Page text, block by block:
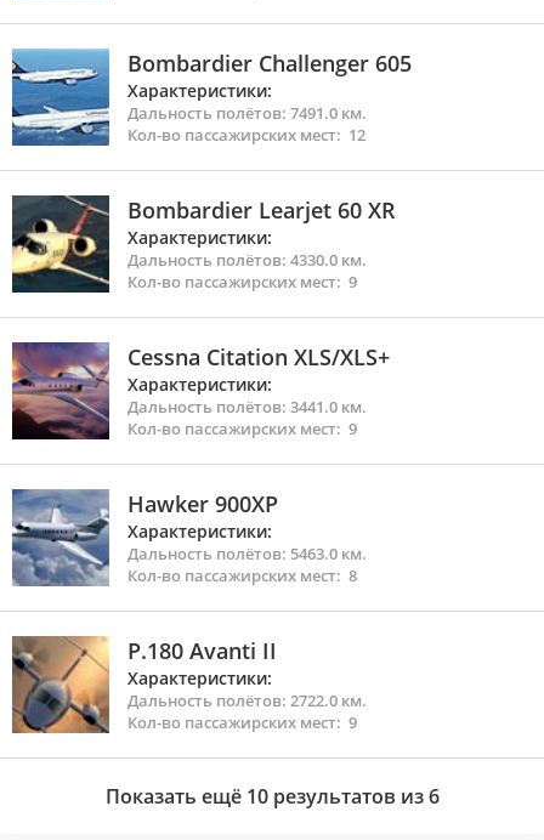
Bombardier Challenger 605
Характеристики:
Дальность полётов: 7491.0 км.
Кол-во пассажирских мест: 12
Bombardier Learjet 60 XR
Характеристики:
Дальность полётов: 4330.0 км.
Кол-во пассажирских мест: 9
Cessna Citation XLS/XLS+
Характеристики:
Дальность полётов: 3441.0 км.
Кол-во пассажирских мест: 9
Hawker 900XP
Характеристики:
Дальность полётов: 5463.0 км.
Кол-во пассажирских мест: 8
P.180 Avanti II
Характеристики:
Дальность полётов: 2722.0 км.
Кол-во пассажирских мест: 9
Показать ещё 10 результатов из6